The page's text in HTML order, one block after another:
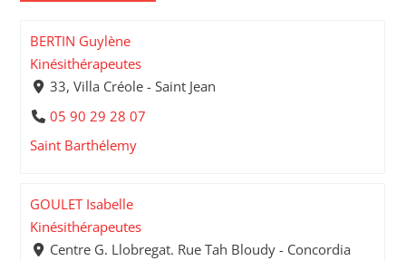
BERTIN Guylène
Kinésithérapeutes
33, Villa Créole - Saint Jean
05 90 29 28 07
Saint Barthélemy
GOULET Isabelle
Kinésithérapeutes
Centre G. Llobregat. Rue Tah Bloudy - Concordia